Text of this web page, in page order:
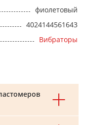
фиолетовый
4024144561643
Вибраторы